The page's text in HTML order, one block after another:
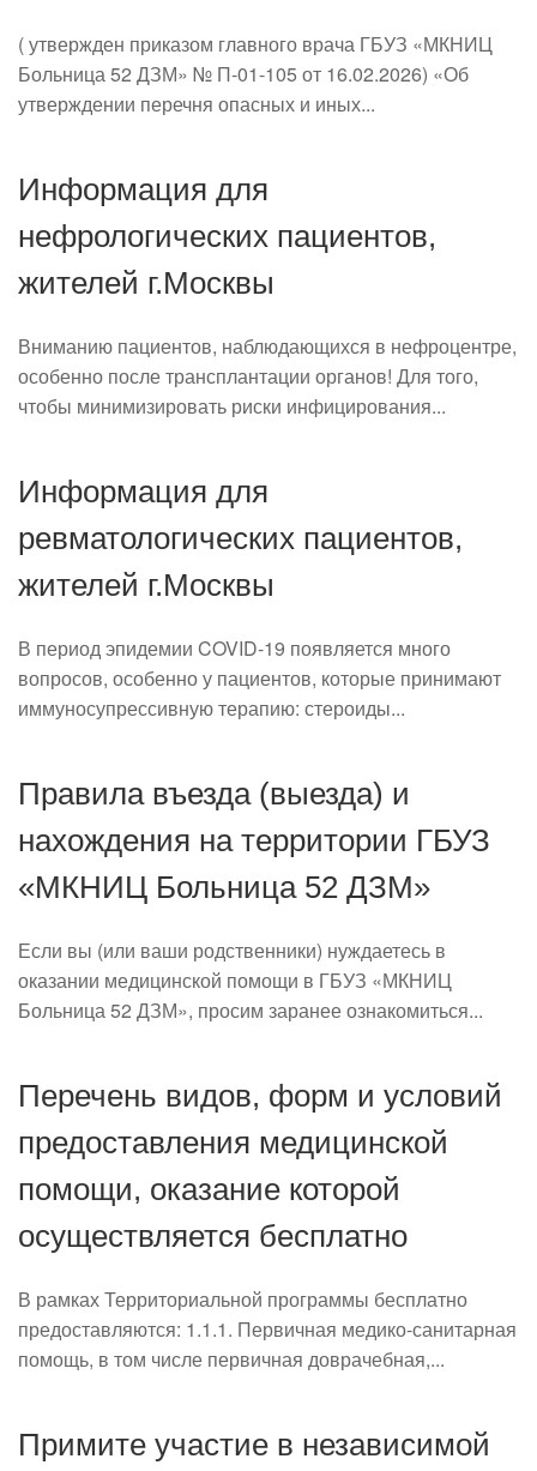
( утвержден приказом главного врача ГБУЗ «МКНИЦ
Больница 52 ДЗМ» № П-01-105 от 16.02.2026) «Об
утверждении перечня опасных и иных...
Информация для
нефрологических пациентов,
жителей г.Москвы
Вниманию пациентов, наблюдающихся в нефроцентре,
особенно после трансплантации органов! Для того,
чтобы минимизировать риски инфицирования...
Информация для
ревматологических пациентов,
жителей г.Москвы
В период эпидемии COVID-19 появляется много
вопросов, особенно у пациентов, которые принимают
иммуносупрессивную терапию: стероиды...
Правила въезда (выезда) и
нахождения на территории ГБУЗ
«МКНИЦ Больница 52 ДЗМ»
Если вы (или ваши родственники) нуждаетесь в
оказании медицинской помощи в ГБУЗ «МКНИЦ
Больница 52 ДЗМ», просим заранее ознакомиться...
Перечень видов, форм и условий
предоставления медицинской
помощи, оказание которой
осуществляется бесплатно
В рамках Территориальной программы бесплатно
предоставляются: 1.1.1. Первичная медико-санитарная
помощь, в том числе первичная доврачебная,...
Примите участие в независимой